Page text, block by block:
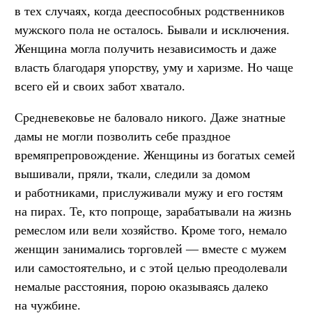
в тех случаях, когда дееспособных родственников
мужского пола не осталось. Бывали и исключения.
Женщина могла получить независимость и даже
власть благодаря упорству, уму и харизме. Но чаще
всего ей и своих забот хватало.
Средневековье не баловало никого. Даже знатные
дамы не могли позволить себе праздное
времяпрепровождение. Женщины из богатых семей
вышивали, пряли, ткали, следили за домом
и работниками, прислуживали мужу и его гостям
на пирах. Те, кто попроще, зарабатывали на жизнь
ремеслом или вели хозяйство. Кроме того, немало
женщин занимались торговлей — вместе с мужем
или самостоятельно, и с этой целью преодолевали
немалые расстояния, порою оказываясь далеко
на чужбине.